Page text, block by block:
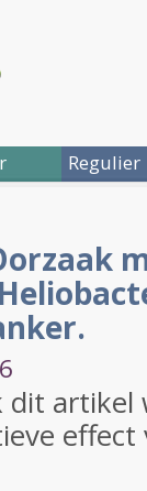
Regulier
dit artikel